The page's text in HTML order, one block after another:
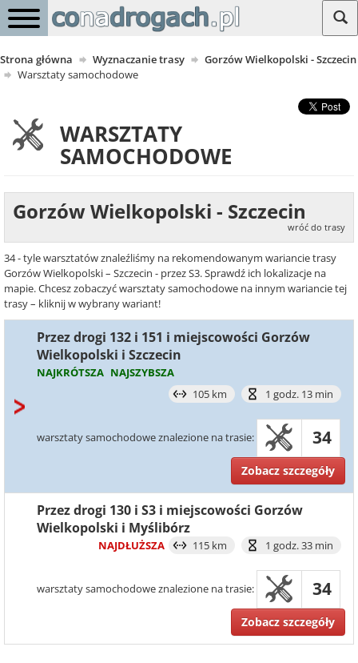
Strona główna Wyznaczanie trasy
Gorzów Wielkopolski - Szczecin
Warsztaty samochodowe
WARSZTATY
SAMOCHODOWE
Gorzów Wielkopolski - Szczecin
wróć do trasy
34 - tyle warsztatów znaleźliśmy na rekomendowanym wariancie trasy
Gorzów Wielkopolski – Szczecin - przez S3. Sprawdź ich lokalizacje na
mapie. Chcesz zobaczyć warsztaty samochodowe na innym wariancie tej
trasy – kliknij w wybrany wariant!
Przez drogi 132 i 151 i miejscowości Gorzów
Wielkopolski i Szczecin
NAJKRÓTSZA NAJSZYBSZA
105 km
1 godz. 13 min
warsztaty samochodowe znalezione na trasie: 34
Zobacz szczegóły
Przez drogi 130 i S3 i miejscowości Gorzów
Wielkopolski i Myślibórz
NAJDŁUŻSZA 115 km 1 godz. 33 min
warsztaty samochodowe znalezione na trasie: 34
Zobacz szczegóły